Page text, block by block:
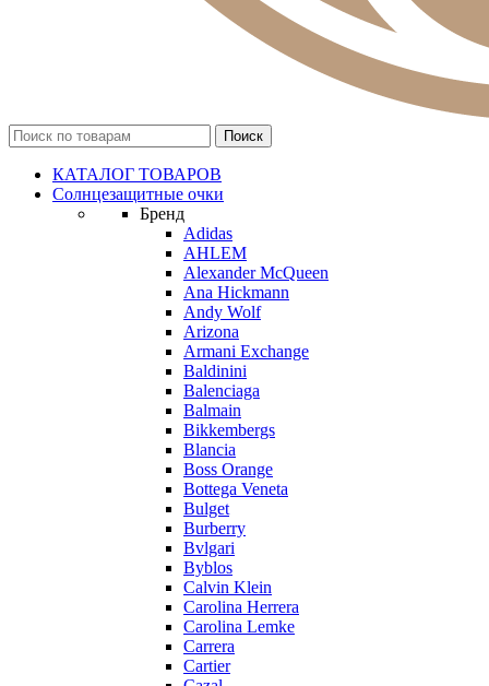
КАТАЛОГ ТОВАРОВ
Солнцезащитные очки
Бренд
Adidas
AHLEM
Alexander McQueen
Ana Hickmann
Andy Wolf
Arizona
Armani Exchange
Baldinini
Balenciaga
Balmain
Bikkembergs
Blancia
Boss Orange
Bottega Veneta
Bulget
Burberry
Bvlgari
Byblos
Calvin Klein
Carolina Herrera
Carolina Lemke
Carrera
Cartier